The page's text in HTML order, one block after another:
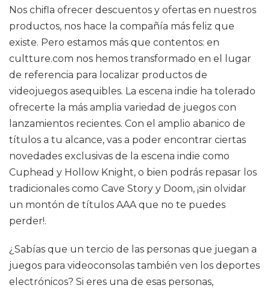
Nos chifla ofrecer descuentos y ofertas en nuestros
productos, nos hace la compañía más feliz que
existe. Pero estamos más que contentos: en
cultture.com nos hemos transformado en el lugar
de referencia para localizar productos de
videojuegos asequibles. La escena indie ha tolerado
ofrecerte la más amplia variedad de juegos con
lanzamientos recientes. Con el amplio abanico de
títulos a tu alcance, vas a poder encontrar ciertas
novedades exclusivas de la escena indie como
Cuphead y Hollow Knight, o bien podrás repasar los
tradicionales como Cave Story y Doom, ¡sin olvidar
un montón de títulos AAA que no te puedes
perder!.
¿Sabías que un tercio de las personas que juegan a
juegos para videoconsolas también ven los deportes
electrónicos? Si eres una de esas personas,